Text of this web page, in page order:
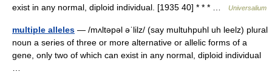
exist in any normal, diploid individual. [1935 40] * * * …
Universalium
multiple alleles — /mʌltəpəl əˈlilz/ (say multuhpuhl uh leelz) plural
noun a series of three or more alternative or allelic forms of a
gene, only two of which can exist in any normal, diploid individual